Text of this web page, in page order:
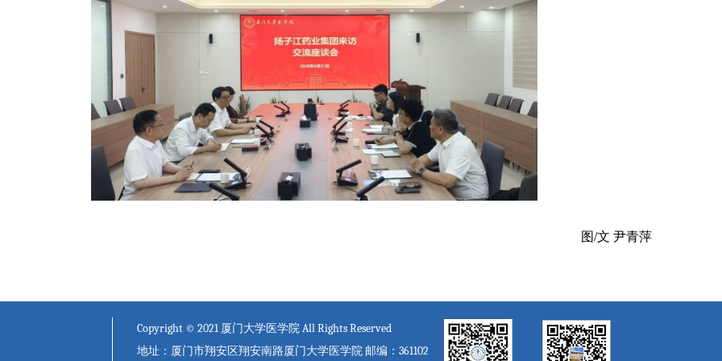
图/文 尹青萍
Copyright © 2021 厦门大学医学院 All Rights Reserved
地址：厦门市翔安区翔安南路厦门大学医学院 邮编：361102